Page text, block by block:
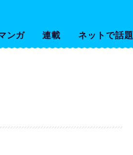
ンガ 連載 ネットで話題